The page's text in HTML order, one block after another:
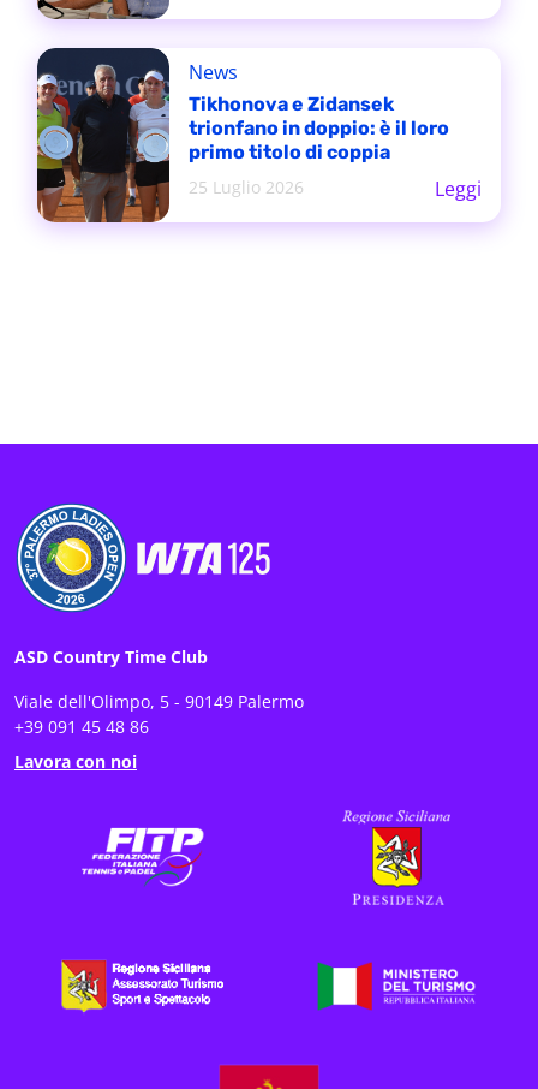
News
Tikhonova e Zidansek
trionfano in doppio: è il loro
primo titolo di coppia
25 Luglio 2026
Leggi
ASD Country Time Club
Viale dell'Olimpo, 5 - 90149 Palermo
+39 091 45 48 86
Lavora con noi